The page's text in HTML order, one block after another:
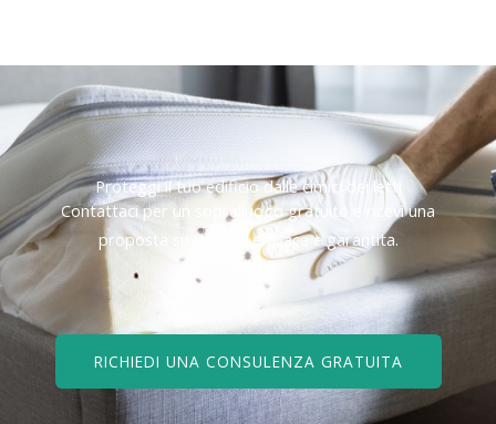
Proteggi il tuo edificio dalle cimici dei letti
Contattaci per un sopralluogo gratuito e ricevi una
proposta su misura, efficace e garantita.
RICHIEDI UNA CONSULENZA GRATUITA